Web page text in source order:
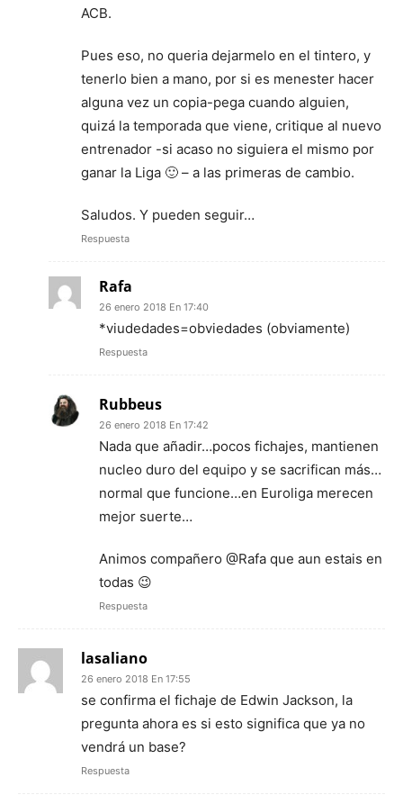
ACB.
Pues eso, no queria dejarmelo en el tintero, y
tenerlo bien a mano, por si es menester hacer
alguna vez un copia-pega cuando alguien,
quizá la temporada que viene, critique al nuevo
entrenador -si acaso no siguiera el mismo por
ganar la Liga 🙂 – a las primeras de cambio.
Saludos. Y pueden seguir…
Respuesta
Rafa
26 enero 2018 En 17:40
*viudedades=obviedades (obviamente)
Respuesta
Rubbeus
26 enero 2018 En 17:42
Nada que añadir…pocos fichajes, mantienen
nucleo duro del equipo y se sacrifican más…
normal que funcione…en Euroliga merecen
mejor suerte…
Animos compañero @Rafa que aun estais en
todas 😉
Respuesta
lasaliano
26 enero 2018 En 17:55
se confirma el fichaje de Edwin Jackson, la
pregunta ahora es si esto significa que ya no
vendrá un base?
Respuesta